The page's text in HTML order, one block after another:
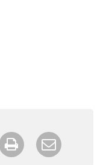
Twittersur Google+
Imprimer